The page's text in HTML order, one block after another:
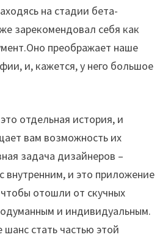
на стадии бета-
зарекомендовал себя как
преображает наше
и, кажется, у него большое
отдельная история, и
вам возможность их
задача дизайнеров –
внутренним, и это приложение
отошли от скучных
и индивидуальным.
шанс стать частью этой